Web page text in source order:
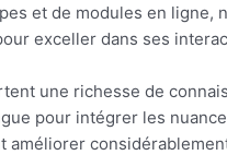
et de modules en
exceller dans ses
une richesse de
pour intégrer les